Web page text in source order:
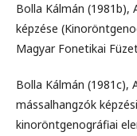
Bolla Kálmán (1981b),
képzése
Magyar Fonetikai
Bolla Kálmán (1981c),
mássalhangzók
kinoröntgenográfiai